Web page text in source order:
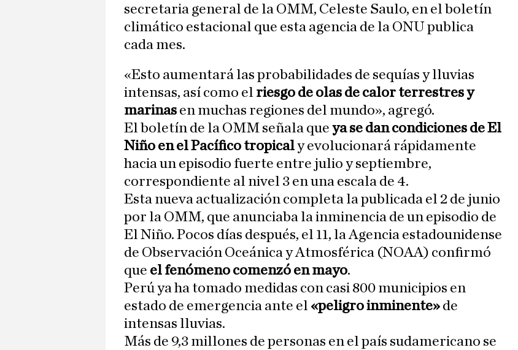
secretaria general de la OMM, Celeste Saulo, en el boletín
climático estacional que esta agencia de la ONU publica
cada mes.
«Esto aumentará las probabilidades de sequías y lluvias
intensas, así como el riesgo de olas de calor terrestres y
marinas en muchas regiones del mundo», agregó.
El boletín de la OMM señala que ya se dan condiciones de El
Niño en el Pacífico tropicaly evolucionará rápidamente
hacia un episodio fuerte entre julio y septiembre,
correspondiente al nivel 3 en una escala de 4.
Esta nueva actualización completa la publicada el 2 de junio
por la OMM, que anunciaba la inminencia de un episodio de
El Niño. Pocos días después, el 11, la Agencia estadounidense
de Observación Oceánica y Atmosférica (NOAA) confirmó
que el fenómeno comenzó en mayo.
Perú ya ha tomado medidas con casi 800 municipios en
estado de emergencia ante el «peligro inminente» de
intensas lluvias.
Más de 9,3 millones de personas en el país sudamericano se